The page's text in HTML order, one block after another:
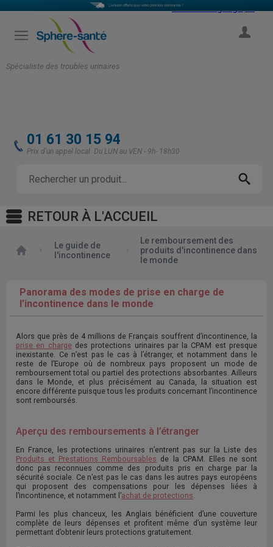
Spécialiste des troubles urinaires
Select Language
01 61 30 15 94
Prix d'un appel local. Du LUN au VEN - 9h- 18h30
RETOUR À L'ACCUEIL
Accueil
Le guide de
l'incontinence
Le remboursement des
produits d'incontinence dans
le monde
Panorama des modes de prise en charge de
l’incontinence dans le monde
Alors que près de 4 millions de Français souffrent d’incontinence, la
prise en chargedes protections urinaires par la CPAM est presque
inexistante. Ce n’est pas le cas à l’étranger, et notamment dans le
reste de l’Europe où de nombreux pays proposent un mode de
remboursement total ou partiel des protections absorbantes. Ailleurs
dans le Monde, et plus précisément au Canada, la situation est
encore différente puisque tous les produits concernant l’incontinence
sont remboursés.
Aperçu des remboursements à l’étranger
En France, les protections urinaires n’entrent pas sur la Liste des
Produits et Prestations Remboursables de la CPAM. Elles ne sont
donc pas reconnues comme des produits pris en charge par la
sécurité sociale. Ce n’est pas le cas dans les autres pays européens
qui proposent des compensations pour les dépenses liées à
l’incontinence, et notamment l’achat de protections.
Parmi les plus chanceux, les Anglais bénéficient d’une couverture
complète de leurs dépenses et profitent même d’un système leur
permettant d’obtenir leurs protections gratuitement.